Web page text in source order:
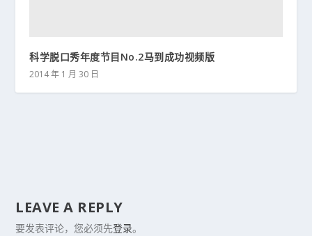
科学脱口秀年度节目No.2马到成功视频版
2014 年 1 月 30 日
LEAVE A REPLY
要发表评论，您必须先登录。